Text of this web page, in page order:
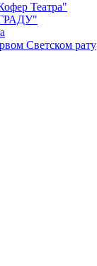
Театра"
Светском рату